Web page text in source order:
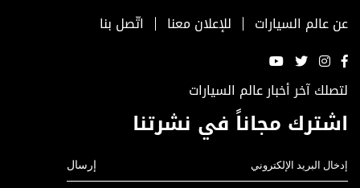
عن عالم السيارات للإعلان معنا اتّصل بنا
لتصلك آخر أخبار عالم السيارات
اشترك مجاناً في نشرتنا